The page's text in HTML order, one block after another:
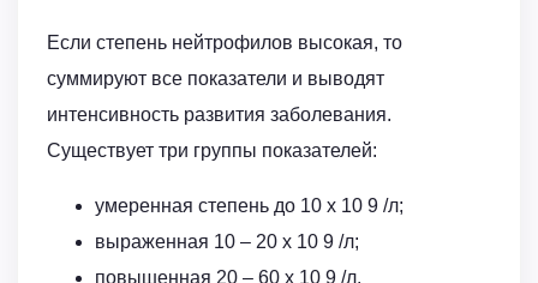
Если степень нейтрофилов высокая, то
суммируют все показатели и выводят
интенсивность развития заболевания.
Существует три группы показателей:
умеренная степень до 10 x 10 9 /л;
выраженная 10 – 20 x 10 9 /л;
повышенная 20 – 60 x 10 9 /л.